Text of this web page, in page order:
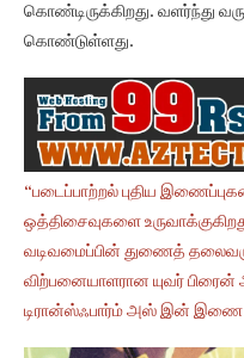
கொண்டிருக்கிறது. வளர்ந்து
கொண்டுள்ளது.
“படைப்பாற்றல் புதிய
ஒத்திசைவுகளை
வடிவமைப்பின் துணைத்
விற்பனையாளரான யுவர்
டிரான்ஸ்ஃபார்ம் அஸ் இன் இணை